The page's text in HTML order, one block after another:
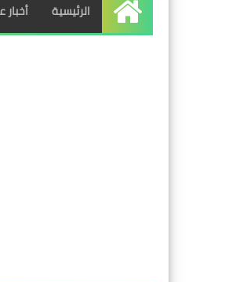
الرئيسية
الرئيسية أخبار